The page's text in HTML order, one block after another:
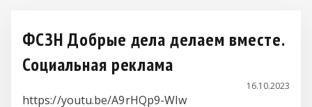
ФСЗН Добрые дела делаем вместе.
Социальная реклама
16.10.2023
https://youtu.be/A9rHQp9-WIw